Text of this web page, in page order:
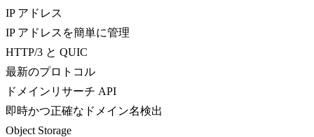
IP アドレス
IP アドレスを簡単に管理
HTTP/3 と QUIC
最新のプロトコル
ドメインリサーチ API
即時かつ正確なドメイン名検出
Object Storage